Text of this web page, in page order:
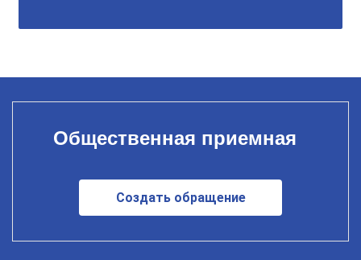
Общественная приемная
Создать обращение